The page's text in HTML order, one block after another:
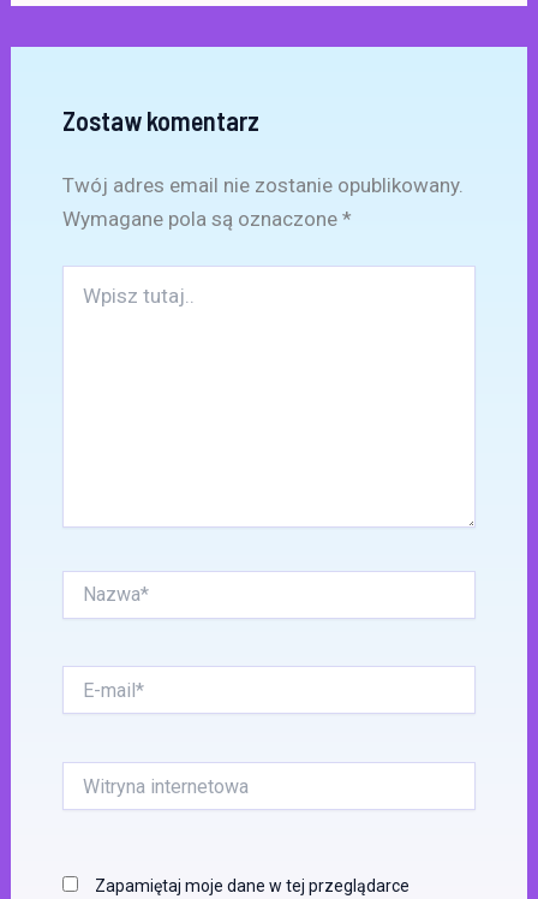
Zostaw komentarz
Twój adres email nie zostanie opublikowany.
Wymagane pola są oznaczone *
tutaj..
mail*
internetowa
Zapamiętaj moje dane w tej przeglądarce